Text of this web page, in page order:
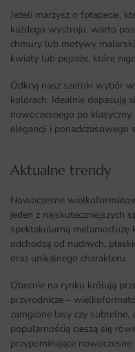
Jeżeli marzysz o fotapecie,
każdego wystroju, warto
chmury lub motywy
kwiaty lub pejzaże, które
Odkryj nasz szeroki wybór
kolorach. Idealnie dopasują
nowoczesnego po
elegancji i ponadczasowego
Aktualne trendy​
Nowoczesne
jeden z najskuteczniejszych
spektakularną metamorfozę
odchodzą od nudnych,
oraz unikalnego charakteru.
Obecnie na rynku królują
przyrodnicze –
zamglone lasy czy
popularnością cieszą się
przypominające